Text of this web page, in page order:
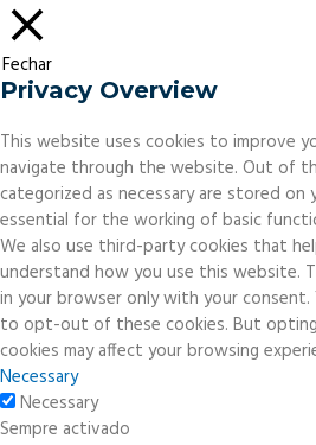
Fechar
Privacy Overview
This website uses cookies to improve
navigate through the website. Out of
categorized as necessary are stored on
essential for the working of basic
We also use third-party cookies that
understand how you use this website.
in your browser only with your
to opt-out of these cookies. But
cookies may affect your browsing
Necessary
Necessary
Sempre activado